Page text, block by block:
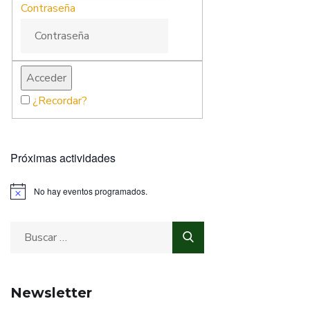
Contraseña
¿Recordar?
Próximas actividades
No hay eventos programados.
Newsletter